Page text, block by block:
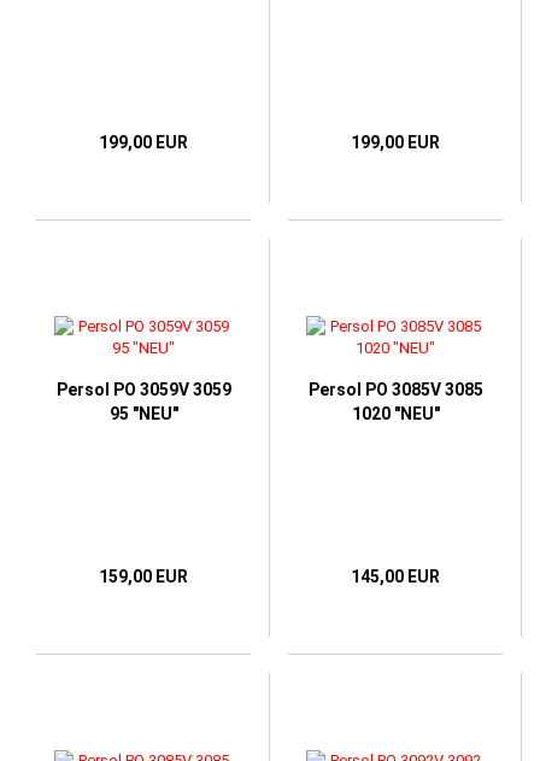
199,00 EUR 199,00 EUR
Persol PO 3059V 3059
95 "NEU"
159,00 EUR
Persol PO 3085V 3085
1020 "NEU"
145,00 EUR